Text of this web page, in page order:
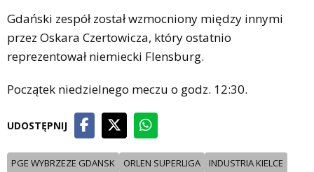
Gdański zespół został wzmocniony między innymi
przez Oskara Czertowicza, który ostatnio
reprezentował niemiecki Flensburg.
Początek niedzielnego meczu o godz. 12:30.
UDOSTĘPNIJ
PGE WYBRZEZE GDANSK ORLEN SUPERLIGA INDUSTRIA KIELCE